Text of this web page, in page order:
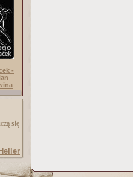
-
się